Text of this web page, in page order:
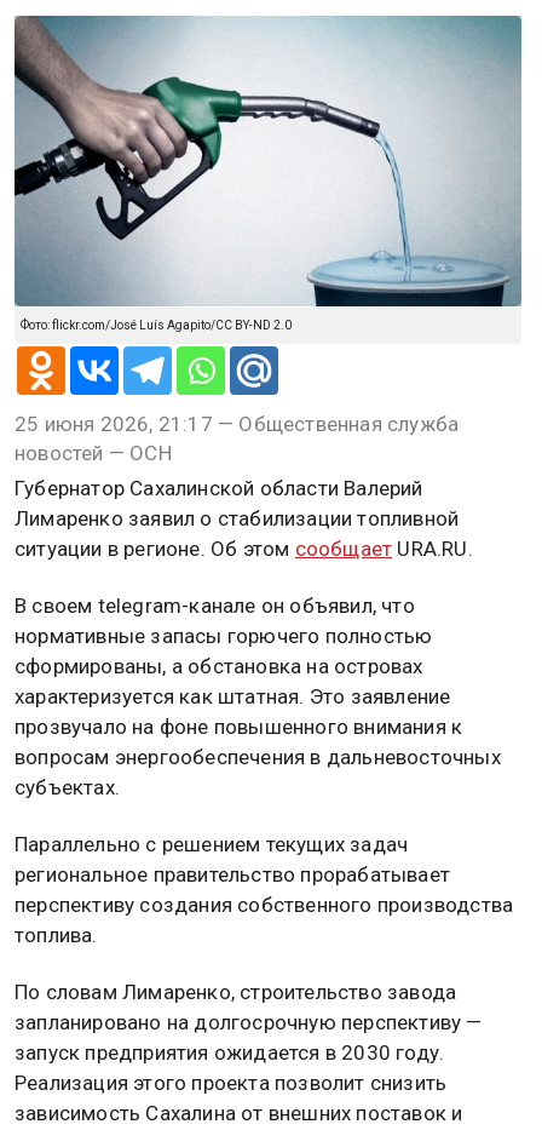
Фото: flickr.com/José Luís Agapito/CC BY-ND 2.0
25 июня 2026, 21:17 — Общественная служба
новостей — ОСН
Губернатор Сахалинской области Валерий
Лимаренко заявил о стабилизации топливной
ситуации в регионе. Об этом сообщает URA.RU.
В своем telegram-канале он объявил, что
нормативные запасы горючего полностью
сформированы, а обстановка на островах
характеризуется как штатная. Это заявление
прозвучало на фоне повышенного внимания к
вопросам энергообеспечения в дальневосточных
субъектах.
Параллельно с решением текущих задач
региональное правительство прорабатывает
перспективу создания собственного производства
топлива.
По словам Лимаренко, строительство завода
запланировано на долгосрочную перспективу —
запуск предприятия ожидается в 2030 году.
Реализация этого проекта позволит снизить
зависимость Сахалина от внешних поставок и